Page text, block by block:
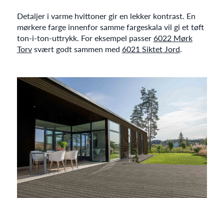
Detaljer i varme hvittoner gir en lekker kontrast. En
mørkere farge innenfor samme fargeskala vil gi et tøft
ton-i-ton-uttrykk. For eksempel passer6022 Mørk
Torvsvært godt sammen med 6021 Siktet Jord.